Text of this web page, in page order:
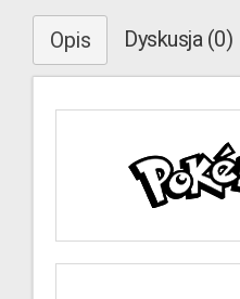
Opis Dyskusja (0)